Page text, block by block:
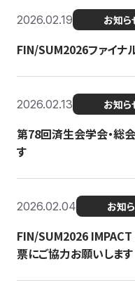
2026.02.19 お知ら
FIN/SUM2026ファイナ
2026.02.13 お知ら
第78回済生会学会・総
す
2026.02.04 お知
FIN/SUM2026 IMPACT
票にご協力お願いします